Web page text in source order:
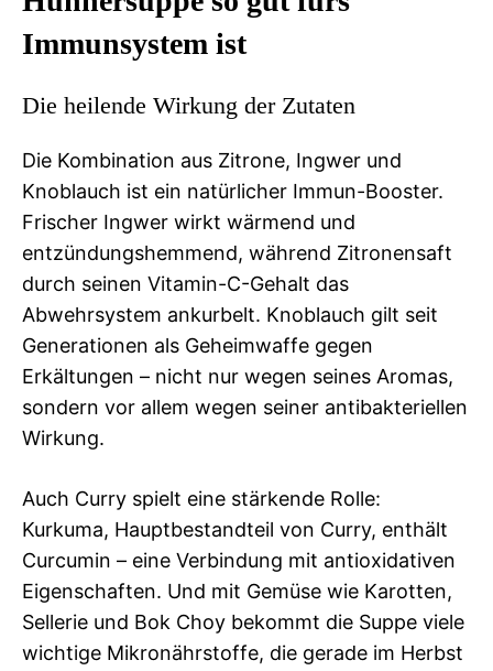
Immunsystem ist
Die heilende Wirkung der Zutaten
Die Kombination aus Zitrone, Ingwer und
Knoblauch ist ein natürlicher Immun-Booster.
Frischer Ingwer wirkt wärmend und
entzündungshemmend, während Zitronensaft
durch seinen Vitamin-C-Gehalt das
Abwehrsystem ankurbelt. Knoblauch gilt seit
Generationen als Geheimwaffe gegen
Erkältungen – nicht nur wegen seines Aromas,
sondern vor allem wegen seiner antibakteriellen
Wirkung.
Auch Curry spielt eine stärkende Rolle:
Kurkuma, Hauptbestandteil von Curry, enthält
Curcumin – eine Verbindung mit antioxidativen
Eigenschaften. Und mit Gemüse wie Karotten,
Sellerie und Bok Choy bekommt die Suppe viele
wichtige Mikronährstoffe, die gerade im Herbst